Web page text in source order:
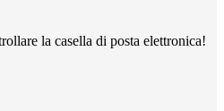
la casella di posta elettronica!